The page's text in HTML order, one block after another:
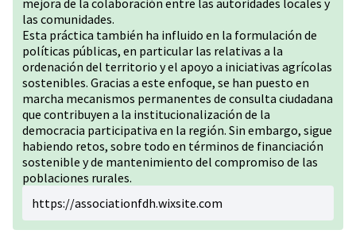
mejora de la colaboración entre las autoridades locales y
las comunidades.
Esta práctica también ha influido en la formulación de
políticas públicas, en particular las relativas a la
ordenación del territorio y el apoyo a iniciativas agrícolas
sostenibles. Gracias a este enfoque, se han puesto en
marcha mecanismos permanentes de consulta ciudadana
que contribuyen a la institucionalización de la
democracia participativa en la región. Sin embargo, sigue
habiendo retos, sobre todo en términos de financiación
sostenible y de mantenimiento del compromiso de las
poblaciones rurales.
https://associationfdh.wixsite.com